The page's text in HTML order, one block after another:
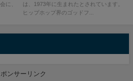
に、
は、1973年に生まれたとされています。
ヒップホップ界のゴッドフ...
ポンサーリンク